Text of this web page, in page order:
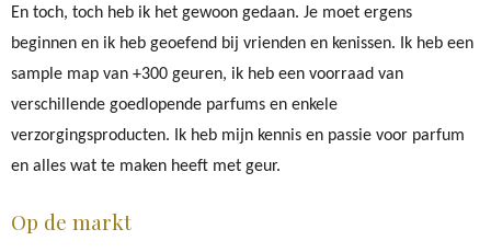
En toch, toch heb ik het gewoon gedaan. Je moet ergens
beginnen en ik heb geoefend bij vrienden en kenissen. Ik heb een
sample map van +300 geuren, ik heb een voorraad van
verschillende goedlopende parfums en enkele
verzorgingsproducten. Ik heb mijn kennis en passie voor parfum
en alles wat te maken heeft met geur.
Op de markt